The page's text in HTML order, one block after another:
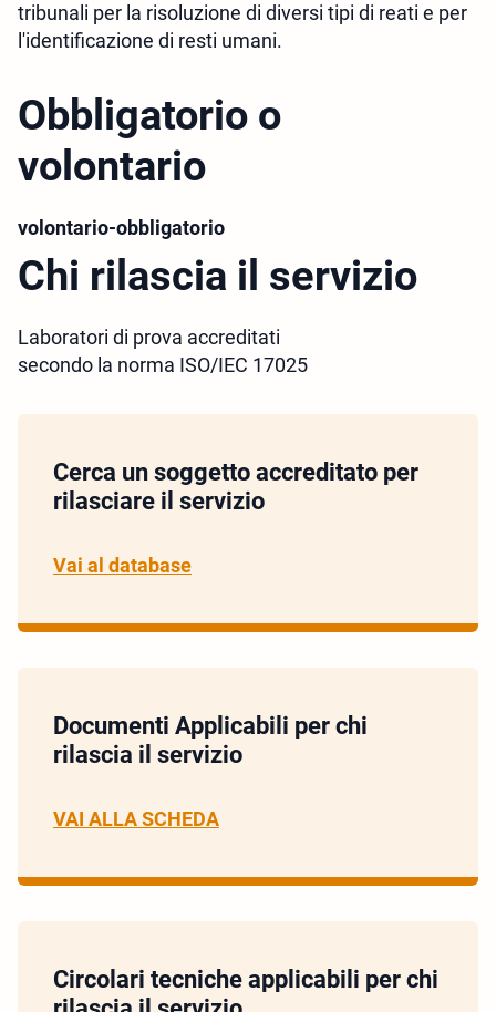
tribunali per la risoluzione di diversi tipi di reati e per
l'identificazione di resti umani.
Obbligatorio o
volontario
volontario-obbligatorio
Chi rilascia il servizio
Laboratori di prova accreditati
secondo la norma ISO/IEC 17025
Cerca un soggetto accreditato per
rilasciare il servizio
Vai al database
Documenti Applicabili per chi
rilascia il servizio
VAI ALLA SCHEDA
Circolari tecniche applicabili per chi